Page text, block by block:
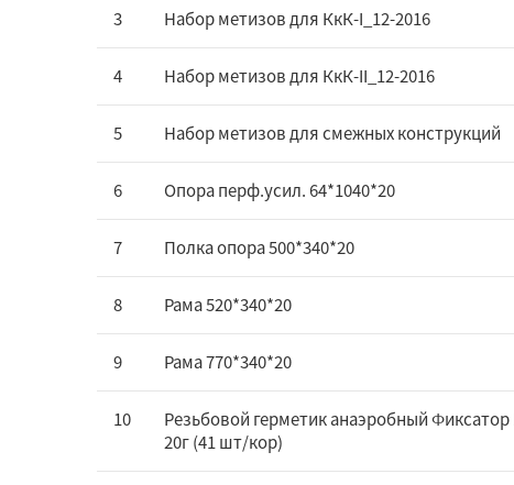
3 Набор метизов для КкК-I_12-2016
4 Набор метизов для КкК-II_12-2016
5 Набор метизов для смежных конструкций
6 Опора перф.усил. 64*1040*20
7 Полка опора 500*340*20
8 Рама 520*340*20
9 Рама 770*340*20
10
Резьбовой герметик анаэробный
20г (41 шт/кор)